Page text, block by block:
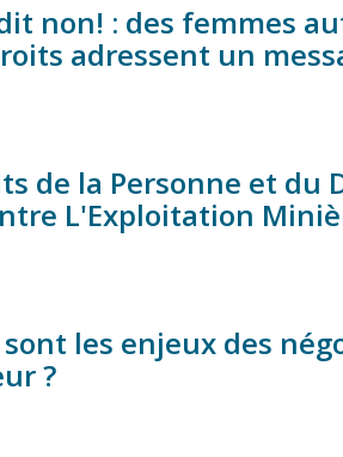
non! : des femmes
adressent un
de la Personne et du
L'Exploitation
les enjeux des
?